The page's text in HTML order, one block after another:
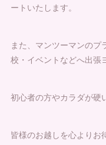
ートいたします。
また、マンツーマンの
校・イベントなどへ出張
初心者の方やカラダが硬
皆様のお越しを心よりお